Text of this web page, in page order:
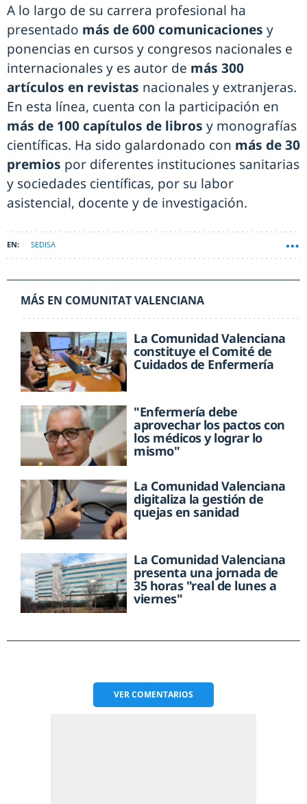
A lo largo de su carrera profesional ha
presentado más de 600 comunicaciones y
ponencias en cursos y congresos nacionales e
internacionales y es autor de más 300
artículos en revistas nacionales y extranjeras.
En esta línea, cuenta con la participación en
más de 100 capítulos de libros y monografías
científicas. Ha sido galardonado con más de 30
premios por diferentes instituciones sanitarias
y sociedades científicas, por su labor
asistencial, docente y de investigación.
SEDISA
MÁS EN COMUNITAT VALENCIANA
La Comunidad Valenciana
constituye el Comité de
Cuidados de Enfermería
"Enfermería debe
aprovechar los pactos con
los médicos y lograr lo
mismo"
La Comunidad Valenciana
digitaliza la gestión de
quejas en sanidad
La Comunidad Valenciana
presenta una jornada de
35 horas "real de lunes a
viernes"
VERCOMENTARIOS